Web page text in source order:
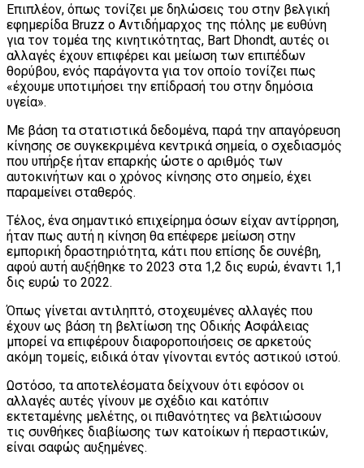
Επιπλέον, όπως τονίζει με δηλώσεις του στην βελγική
εφημερίδα Bruzz ο Αντιδήμαρχος της πόλης με ευθύνη
για τον τομέα της κινητικότητας, Bart Dhondt, αυτές οι
αλλαγές έχουν επιφέρει και μείωση των επιπέδων
θορύβου, ενός παράγοντα για τον οποίο τονίζει πως
«έχουμε υποτιμήσει την επίδρασή του στην δημόσια
υγεία».
Με βάση τα στατιστικά δεδομένα, παρά την απαγόρευση
κίνησης σε συγκεκριμένα κεντρικά σημεία, ο σχεδιασμός
που υπήρξε ήταν επαρκής ώστε ο αριθμός των
αυτοκινήτων και ο χρόνος κίνησης στο σημείο, έχει
παραμείνει σταθερός.
Τέλος, ένα σημαντικό επιχείρημα όσων είχαν αντίρρηση,
ήταν πως αυτή η κίνηση θα επέφερε μείωση στην
εμπορική δραστηριότητα, κάτι που επίσης δε συνέβη,
αφού αυτή αυξήθηκε το 2023 στα 1,2 δις ευρώ, έναντι 1,1
δις ευρώ το 2022.
Όπως γίνεται αντιληπτό, στοχευμένες αλλαγές που
έχουν ως βάση τη βελτίωση της Οδικής Ασφάλειας
μπορεί να επιφέρουν διαφοροποιήσεις σε αρκετούς
ακόμη τομείς, ειδικά όταν γίνονται εντός αστικού ιστού.
Ωστόσο, τα αποτελέσματα δείχνουν ότι εφόσον οι
αλλαγές αυτές γίνουν με σχέδιο και κατόπιν
εκτεταμένης μελέτης, οι πιθανότητες να βελτιώσουν
τις συνθήκες διαβίωσης των κατοίκων ή περαστικών,
είναι σαφώς αυξημένες.